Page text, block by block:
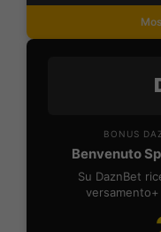
BONUS
Benvenuto
Su DaznBet